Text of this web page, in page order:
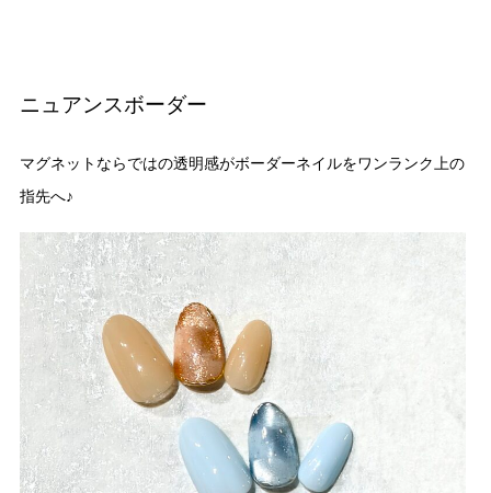
ニュアンスボーダー
マグネットならではの透明感がボーダーネイルをワンランク上の
指先へ♪